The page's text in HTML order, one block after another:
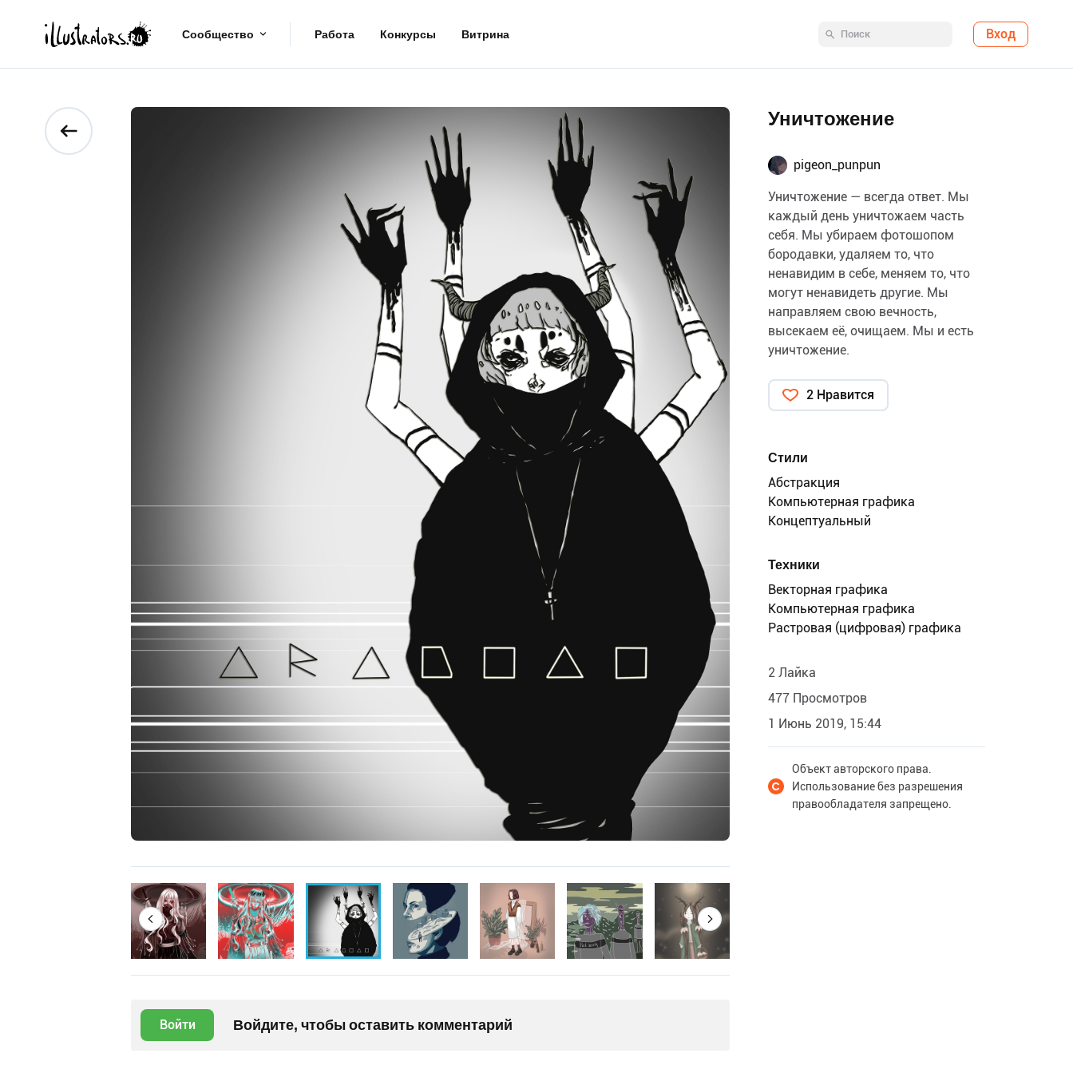
Сообщество Работа Конкурсы Витрина Вход
Войти Войдите, чтобы оставить комментарий
Уничтожение
pigeon_punpun
Уничтожение — всегда ответ. Мы
каждый день уничтожаем часть
себя. Мы убираем фотошопом
бородавки, удаляем то, что
ненавидим в себе, меняем то, что
могут ненавидеть другие. Мы
направляем свою вечность,
высекаем её, очищаем. Мы и есть
уничтожение.
2 Нравится
Стили
Абстракция
Компьютерная графика
Концептуальный
Техники
Векторная графика
Компьютерная графика
Растровая (цифровая) графика
2 Лайка
477 Просмотров
1 Июнь 2019, 15:44
Объект авторского права.
Использование без разрешения
правообладателя запрещено.